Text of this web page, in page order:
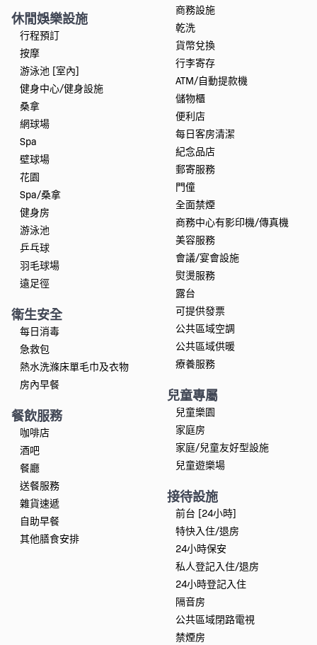
休閒娛樂設施
行程預訂
按摩
游泳池 [室內]
健身中心/健身設施
桑拿
網球場
Spa
壁球場
花園
Spa/桑拿
健身房
游泳池
乒乓球
羽毛球場
遠足徑
衛生安全
每日消毒
急救包
熱水洗滌床單毛巾及衣物
房內早餐
餐飲服務
咖啡店
酒吧
餐廳
送餐服務
雜貨速遞
自助早餐
其他膳食安排
商務設施
乾洗
貨幣兌換
行李寄存
ATM/自動提款機
儲物櫃
便利店
每日客房清潔
紀念品店
郵寄服務
門僮
全面禁煙
商務中心有影印機/傳真機
美容服務
會議/宴會設施
熨燙服務
露台
可提供發票
公共區域空調
公共區域供暖
療養服務
兒童專屬
兒童樂園
家庭房
家庭/兒童友好型設施
兒童遊樂場
接待設施
前台 [24小時]
特快入住/退房
24小時保安
私人登記入住/退房
24小時登記入住
隔音房
公共區域閉路電視
禁煙房